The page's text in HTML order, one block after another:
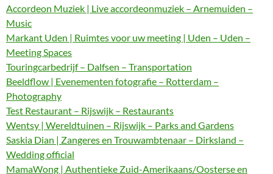
Accordeon Muziek | Live accordeonmuziek – Arnemuiden –
Music
Markant Uden | Ruimtes voor uw meeting | Uden – Uden –
Meeting Spaces
Touringcarbedrijf – Dalfsen – Transportation
Beeldflow | Evenementen fotografie – Rotterdam –
Photography
Test Restaurant – Rijswijk – Restaurants
Wentsy | Wereldtuinen – Rijswijk – Parks and Gardens
Saskia Dian | Zangeres en Trouwambtenaar – Dirksland –
Wedding official
MamaWong | Authentieke Zuid-Amerikaans/Oosterse en